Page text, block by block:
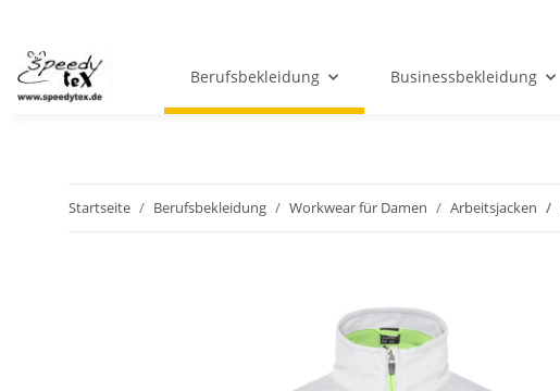
Berufsbekleidung Businessbekleidung
Startseite Berufsbekleidung Workwear für Damen Arbeitsjacken